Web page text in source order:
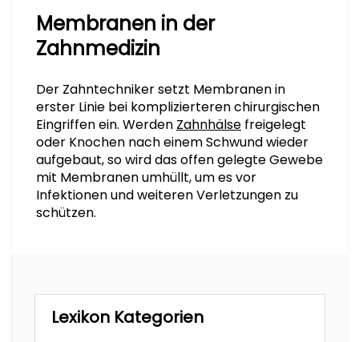
Membranen in der
Zahnmedizin
Der Zahntechniker setzt Membranen in
erster Linie bei komplizierteren chirurgischen
Eingriffen ein. Werden Zahnhälse freigelegt
oder Knochen nach einem Schwund wieder
aufgebaut, so wird das offen gelegte Gewebe
mit Membranen umhüllt, um es vor
Infektionen und weiteren Verletzungen zu
schützen.
Lexikon Kategorien